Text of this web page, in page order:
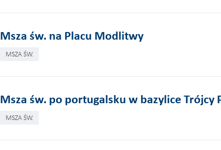
Msza św. na Placu Modlitwy
MSZA ŚW.
Msza św. po portugalsku w bazylice Trójcy
MSZA ŚW.